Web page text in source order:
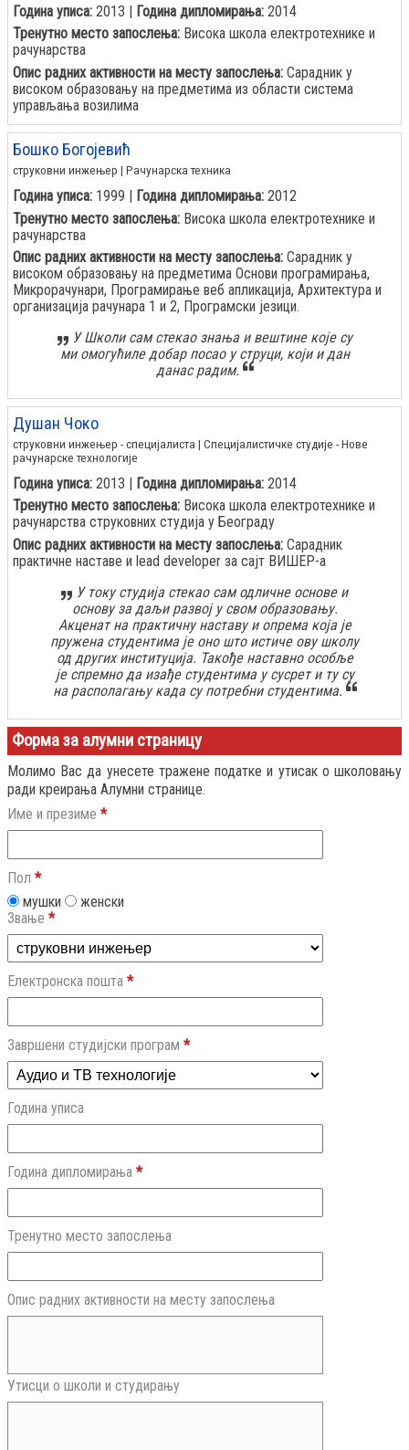
Година уписа: 2013 | Година дипломирања: 2014
Тренутно место запослења: Висока школа електротехнике и
рачунарства
Опис радних активности на месту запослења: Сарадник у
високом образовању на предметима из области система
управљања возилима
Бошко Богојевић
струковни инжењер | Рачунарска техника
Година уписа: 1999 | Година дипломирања: 2012
Тренутно место запослења: Висока школа електротехнике и
рачунарства
Опис радних активности на месту запослења: Сарадник у
високом образовању на предметима Основи програмирања,
Микрорачунари, Програмирање веб апликација, Архитектура и
организација рачунара 1 и 2, Програмски језици.
У Школи сам стекао знања и вештине које су
ми омогућиле добар посао у струци, који и дан
данас радим.
Душан Чоко
струковни инжењер - специјалиста | Специјалистичке студије - Нове
рачунарске технологије
Година уписа: 2013 | Година дипломирања: 2014
Тренутно место запослења: Висока школа електротехнике и
рачунарства струковних студија у Београду
Опис радних активности на месту запослења: Сарадник
практичне наставе и lead developer за сајт ВИШЕР-а
У току студија стекао сам одличне основе и
основу за даљи развој у свом образовању.
Акценат на практичну наставу и опрема која је
пружена студентима је оно што истиче ову школу
од других институција. Такође наставно особље
је спремно да изађе студентима у сусрет и ту су
на располагању када су потребни студентима.
Форма за алумни страницу
Молимо Вас да унесете тражене податке и утисак о школовању
ради креирања Алумни странице.
Име и презиме *
Пол *
мушки
женски
Звање *
Електронска пошта *
Завршени студијски програм *
Година уписа
Година дипломирања *
Тренутно место запослења
Опис радних активности на месту запослења
Утисци о школи и студирању